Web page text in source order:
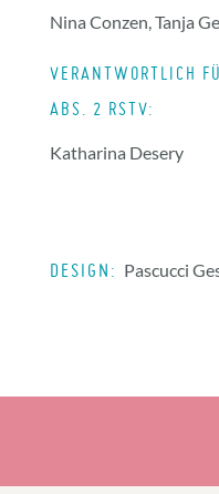
Nina Conzen, Tanja
VERANTWORTLICH
ABS. 2 RSTV:
Katharina Desery
DESIGN: Pascucci